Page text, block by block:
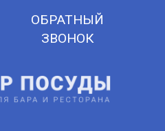
ОБРАТНЫЙ
ЗВОНОК